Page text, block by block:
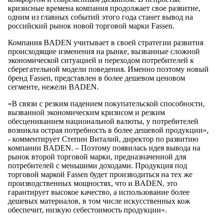
кризисные времена компания продолжает свое развитие,
одним из главных событий этого года станет вывод на
российский рынок новой торговой марки Fassen.
Компания BADEN учитывает в своей стратегии развития
происходящие изменения на рынке, вызванные сложной
экономической ситуацией и переходом потребителей к
сберегательной модели поведения. Именно поэтому новый
бренд Fassen, представлен в более дешевом ценовом
сегменте, нежели BADEN.
«В связи с резким падением покупательской способности,
вызванной экономическим кризисом и резким
обесцениванием национальной валюты, у потребителей
возникла острая потребность в более дешевой продукции»,
- комментирует Степин Виталий, директор по развитию
компании BADEN. – Поэтому появилась идея вывода на
рынок второй торговой марки, предназначенной для
потребителей с меньшими доходами. Продукция под
торговой маркой Fassen будет производиться на тех же
производственных мощностях, что и BADEN, это
гарантирует высокое качество, а использование более
дешевых материалов, в том числе искусственных кож
обеспечит, низкую себестоимость продукции».